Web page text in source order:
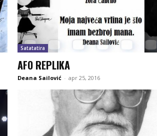
Satatatira
AFO REPLIKA
Deana Sailović - apr 25, 2016